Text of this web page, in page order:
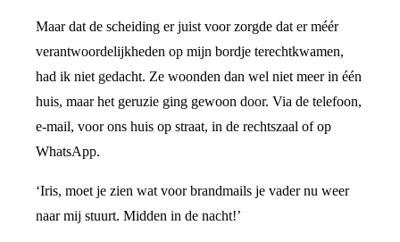
Maar dat de scheiding er juist voor zorgde dat er méér
verantwoordelijkheden op mijn bordje terechtkwamen,
had ik niet gedacht. Ze woonden dan wel niet meer in één
huis, maar het geruzie ging gewoon door. Via de telefoon,
e-mail, voor ons huis op straat, in de rechtszaal of op
WhatsApp.
‘Iris, moet je zien wat voor brandmails je vader nu weer
naar mij stuurt. Midden in de nacht!’